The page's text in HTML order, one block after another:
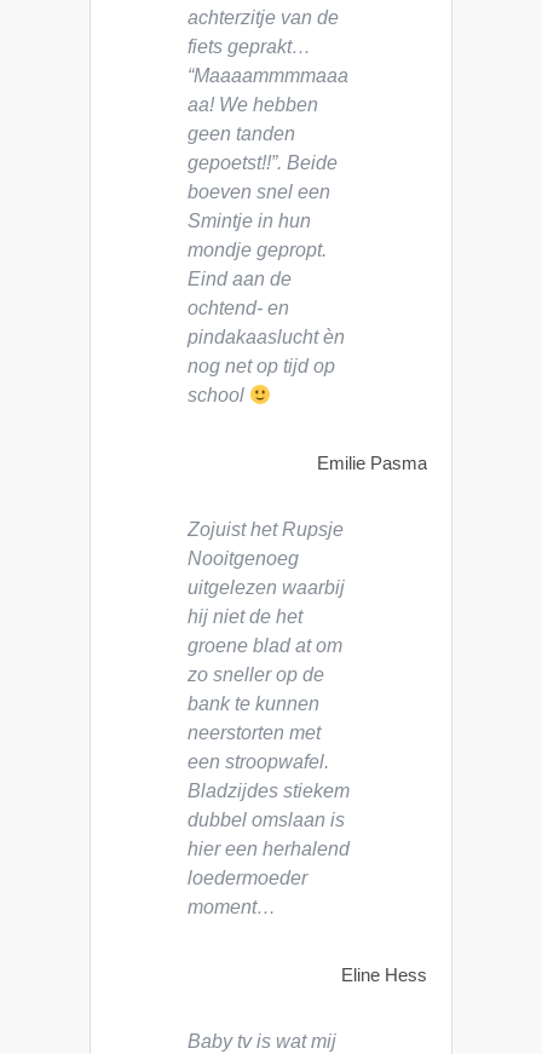
achterzitje van de
fiets geprakt…
“Maaaammmmaaa
aa! We hebben
geen tanden
gepoetst!!”. Beide
boeven snel een
Smintje in hun
mondje gepropt.
Eind aan de
ochtend- en
pindakaaslucht èn
nog net op tijd op
school
Emilie Pasma
Zojuist het Rupsje
Nooitgenoeg
uitgelezen waarbij
hij niet de het
groene blad at om
zo sneller op de
bank te kunnen
neerstorten met
een stroopwafel.
Bladzijdes stiekem
dubbel omslaan is
hier een herhalend
loedermoeder
moment…
Eline Hess
Baby tv is wat mij